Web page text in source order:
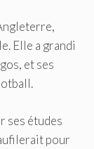
Elle a grandi
et ses
ses études
pour